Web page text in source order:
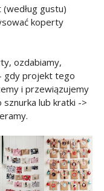
gustu)
koperty
ozdabiamy,
gdy projekt tego
i przewiązujemy
lub kratki ->